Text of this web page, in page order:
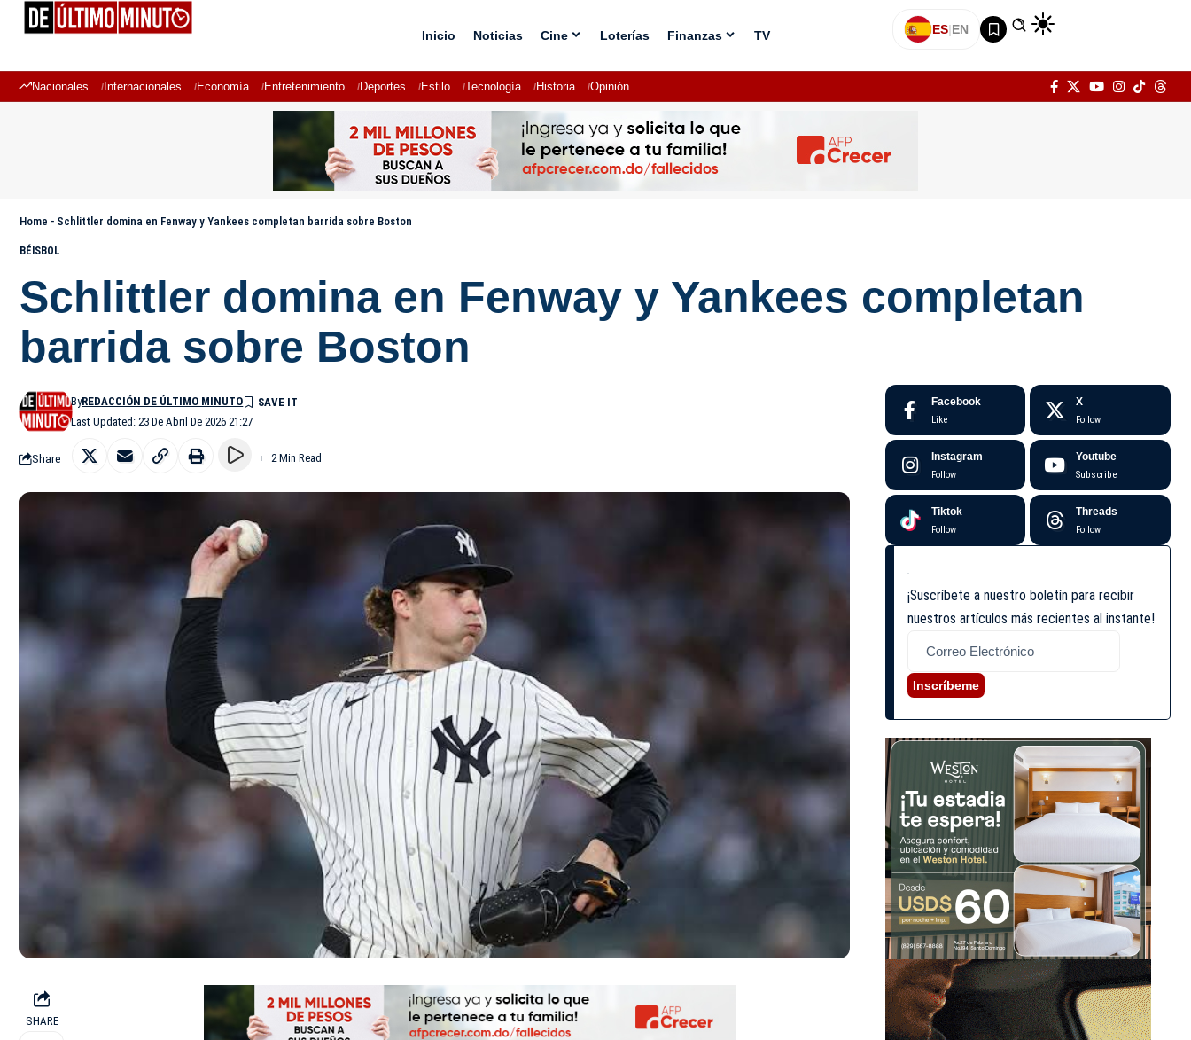
Inicio Noticias Cine Loterías Finanzas TV ES|EN
Nacionales Internacionales Economía Entretenimiento Deportes Estilo Tecnología Historia Opinión
Home - Schlittler domina en Fenway y Yankees completan barrida sobre Boston
BÉISBOL
Schlittler domina en Fenway y Yankees completan
barrida sobre Boston
Last Updated: 23 De Abril De 2026 21:27
ByREDACCIÓN DE ÚLTIMO MINUTO
Share 2 Min Read
SHARE
Facebook
Like
X
Follow
Instagram
Follow
Youtube
Subscribe
Tiktok
Follow
Threads
Follow
¡Suscríbete a nuestro boletín para recibir
nuestros artículos más recientes al instante!
Inscríbeme